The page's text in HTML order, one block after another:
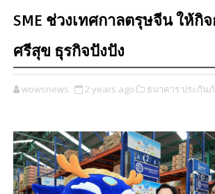
SME ช่วงเทศกาลตรุษจีน ให้กิ
ศรีสุข ธุรกิจปังปัง
wowsnews 2 years ago ธนาคาร ประกัน